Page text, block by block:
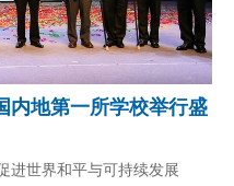
内地第一所学校举行盛
进世界和平与可持续发展